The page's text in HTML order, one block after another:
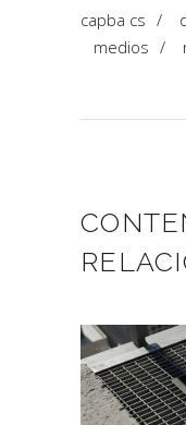
capba cs /
medios /